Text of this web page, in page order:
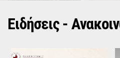
W
Ειδήσεις -